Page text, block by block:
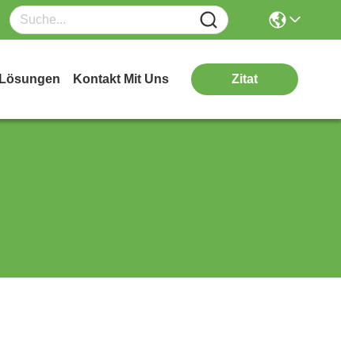
Lösungen Kontakt Mit Uns Zitat